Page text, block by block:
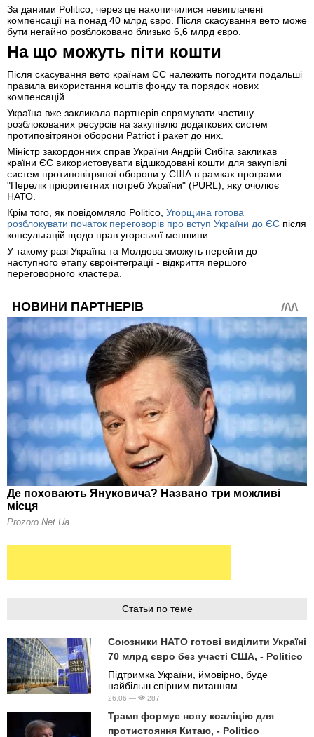
За даними Politico, через це накопичилися невиплачені
компенсації на понад 40 млрд євро. Після скасування вето може
бути негайно розблоковано близько 6,6 млрд євро.
На що можуть піти кошти
Після скасування вето країнам ЄС належить погодити подальші
правила використання коштів фонду та порядок нових
компенсацій.
Україна вже закликала партнерів спрямувати частину
розблокованих ресурсів на закупівлю додаткових систем
протиповітряної оборони Patriot і ракет до них.
Міністр закордонних справ України Андрій Сибіга закликав
країни ЄС використовувати відшкодовані кошти для закупівлі
систем протиповітряної оборони у США в рамках програми
"Перелік пріоритетних потреб України" (PURL), яку очолює
НАТО.
Крім того, як повідомляло Politico, Угорщина готова
розблокувати початок переговорів про вступ України до ЄС після
консультацій щодо прав угорської меншини.
У такому разі Україна та Молдова зможуть перейти до
наступного етапу євроінтеграції - відкриття першого
переговорного кластера.
Статьи по теме
Союзники НАТО готові виділити Україні
70 млрд євро без участі США, - Politico
Підтримка України, ймовірно, буде
найбільш спірним питанням.
26.06 — 287
Трамп формує нову коаліцію для
протистояння Китаю, - Politico